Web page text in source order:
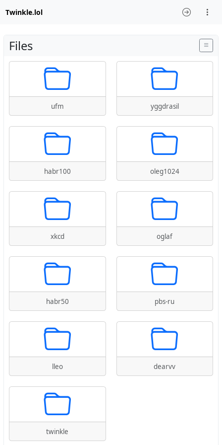
Twinkle.lol
Files
ufm yggdrasil
habr100 oleg1024
xkcd oglaf
habr50 pbs-ru
lleo dearvv
twinkle